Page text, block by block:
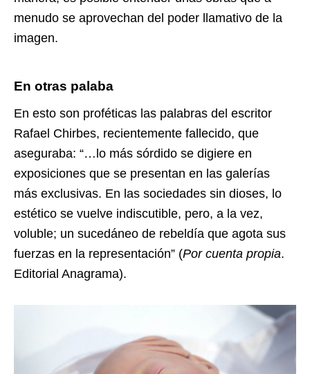
menudo se aprovechan del poder llamativo de la
imagen.
En otras palaba
En esto son proféticas las palabras del escritor
Rafael Chirbes, recientemente fallecido, que
aseguraba: “…lo más sórdido se digiere en
exposiciones que se presentan en las galerías
más exclusivas. En las sociedades sin dioses, lo
estético se vuelve indiscutible, pero, a la vez,
voluble; un sucedáneo de rebeldía que agota sus
fuerzas en la representación” (Por cuenta propia.
Editorial Anagrama).